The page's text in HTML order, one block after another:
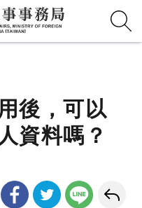
後，可以
資料嗎？